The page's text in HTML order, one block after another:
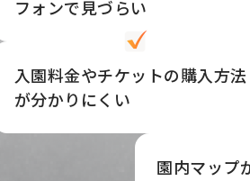
フォンで見づらい
入園料金やチケットの購入方法
が分かりにくい
園内マップ